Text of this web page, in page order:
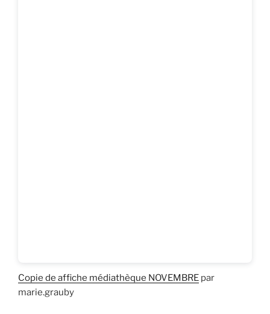
Copie de affiche médiathèque NOVEMBRE par
marie.grauby